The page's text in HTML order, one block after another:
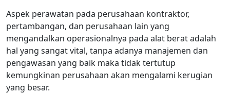
Aspek perawatan pada perusahaan kontraktor,
pertambangan, dan perusahaan lain yang
mengandalkan operasionalnya pada alat berat adalah
hal yang sangat vital, tanpa adanya manajemen dan
pengawasan yang baik maka tidak tertutup
kemungkinan perusahaan akan mengalami kerugian
yang besar.